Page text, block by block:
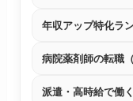
年収アップ特化ラ
病院薬剤師の転職
派遣・高時給で働く